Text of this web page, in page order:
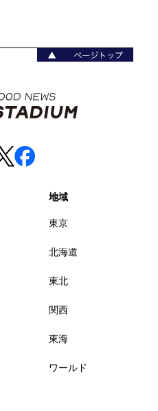
地域
東京
北海道
東北
関西
東海
ワールド